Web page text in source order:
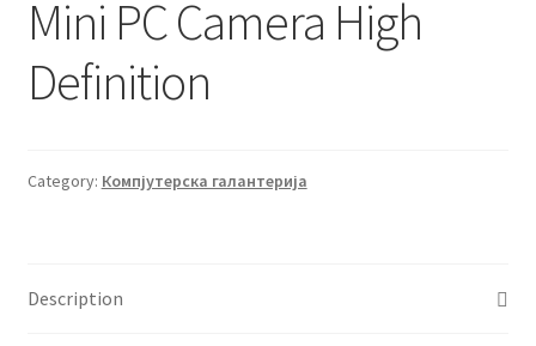
Mini PC Camera High
Definition
Category: Компјутерска галантерија
Description